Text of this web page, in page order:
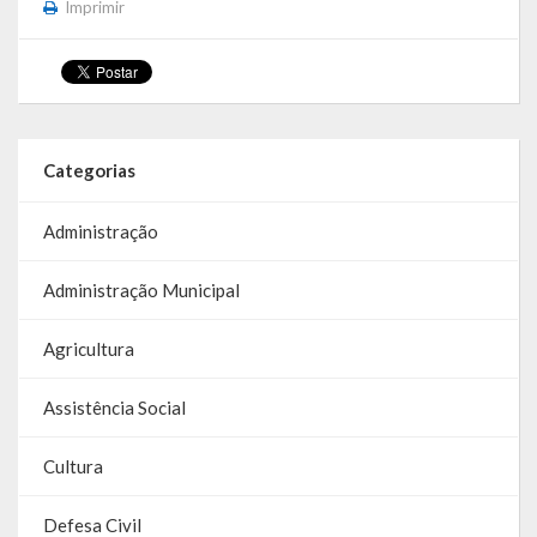
Galeria de Fotos
Programas
Publicações
Covid 19
Publicações Oficiais
SIAFIC
Imprimir
Categorias
Administração
Administração Municipal
Agricultura
Assistência Social
Cultura
Defesa Civil